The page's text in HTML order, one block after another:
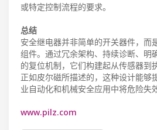
或特定控制流程的要求。
总结
安全继电器并非简单的开关器件，而
组件。通过冗余架构、持续诊断、明
的复位机制，它们构建起从传感器到
正如皮尔磁所描述的，这种设计能够
业自动化和机械安全应用中将危险失
www.pilz.com